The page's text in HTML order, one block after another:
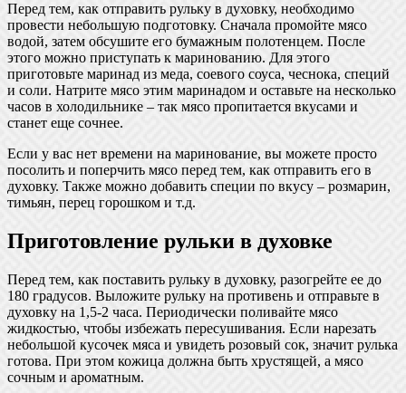
Перед тем, как отправить рульку в духовку, необходимо
провести небольшую подготовку. Сначала промойте мясо
водой, затем обсушите его бумажным полотенцем. После
этого можно приступать к маринованию. Для этого
приготовьте маринад из меда, соевого соуса, чеснока, специй
и соли. Натрите мясо этим маринадом и оставьте на несколько
часов в холодильнике – так мясо пропитается вкусами и
станет еще сочнее.
Если у вас нет времени на маринование, вы можете просто
посолить и поперчить мясо перед тем, как отправить его в
духовку. Также можно добавить специи по вкусу – розмарин,
тимьян, перец горошком и т.д.
Приготовление рульки в духовке
Перед тем, как поставить рульку в духовку, разогрейте ее до
180 градусов. Выложите рульку на противень и отправьте в
духовку на 1,5-2 часа. Периодически поливайте мясо
жидкостью, чтобы избежать пересушивания. Если нарезать
небольшой кусочек мяса и увидеть розовый сок, значит рулька
готова. При этом кожица должна быть хрустящей, а мясо
сочным и ароматным.